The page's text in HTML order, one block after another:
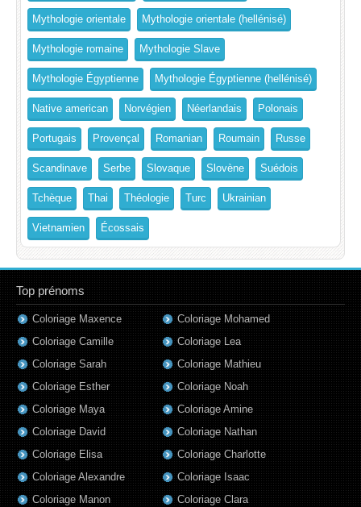
Mythologie orientale Mythologie orientale (hellénisé)
Mythologie romaine Mythologie Slave
Mythologie Égyptienne Mythologie Égyptienne (hellénisé)
Native american Norvégien Néerlandais Polonais
Portugais Provençal Romanian Roumain Russe
Scandinave Serbe Slovaque Slovène Suédois
Tchèque Thai Théologie Turc Ukrainian
Vietnamien Écossais
Top prénoms
Coloriage Maxence
Coloriage Camille
Coloriage Sarah
Coloriage Esther
Coloriage Maya
Coloriage David
Coloriage Elisa
Coloriage Alexandre
Coloriage Manon
Coloriage Mohamed
Coloriage Lea
Coloriage Mathieu
Coloriage Noah
Coloriage Amine
Coloriage Nathan
Coloriage Charlotte
Coloriage Isaac
Coloriage Clara